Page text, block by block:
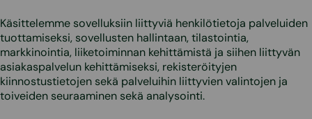
Käsittelemme sovelluksiin liittyviä henkilötietoja palveluiden
tuottamiseksi, sovellusten hallintaan, tilastointia,
markkinointia, liiketoiminnan kehittämistä ja siihen liittyvän
asiakaspalvelun kehittämiseksi, rekisteröityjen
kiinnostustietojen sekä palveluihin liittyvien valintojen ja
toiveiden seuraaminen sekä analysointi.